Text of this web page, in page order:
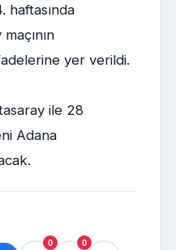
haftasında
yer verildi.
ile 28
Adana
0 0